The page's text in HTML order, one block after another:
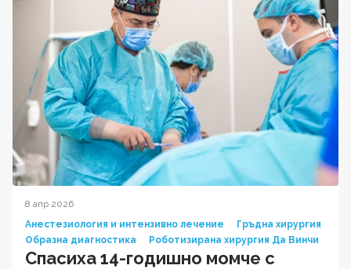
8 апр 2026
Анестезиология и интензивно лечение
Гръдна хирургия
Образна диагностика
Роботизирана хирургия Да Винчи
Спасиха 14-годишно момче с